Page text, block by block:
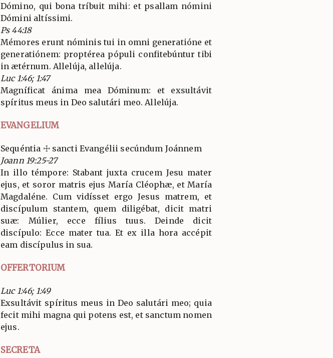
Dómino, qui bona tríbuit mihi: et psallam nómini
Dómini altíssimi.
Ps 44:18
Mémores erunt nóminis tui in omni generatióne et
generatiónem: proptérea pópuli confitebúntur tibi
in ætérnum. Allelúja, allelúja.
Luc 1:46; 1:47
Magníficat ánima mea Dóminum: et exsultávit
spíritus meus in Deo salutári meo. Allelúja.
EVANGELIUM
Sequéntia ☩ sancti Evangélii secúndum Joánnem
Joann 19:25-27
In illo témpore: Stabant juxta crucem Jesu mater
ejus, et soror matris ejus María Cléophæ, et María
Magdaléne. Cum vidísset ergo Jesus matrem, et
discípulum stantem, quem diligébat, dicit matri
suæ: Múlier, ecce fílius tuus. Deinde dicit
discípulo: Ecce mater tua. Et ex illa hora accépit
eam discípulus in sua.
OFFERTORIUM
Luc 1:46; 1:49
Exsultávit spíritus meus in Deo salutári meo; quia
fecit mihi magna qui potens est, et sanctum nomen
ejus.
SECRETA